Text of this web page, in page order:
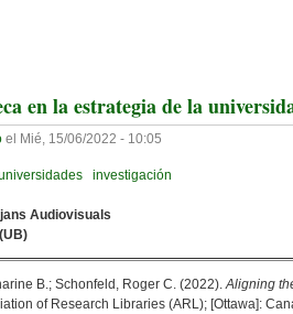
Informativos Del Profesorado Universitario
en la estrategia de la
el Mié, 15/06/2022 - 10:05
investigación
Audiovisuals
B.; Schonfeld, Roger C. (2022).Aligning
of Research Libraries (ARL); [Ottawa]: